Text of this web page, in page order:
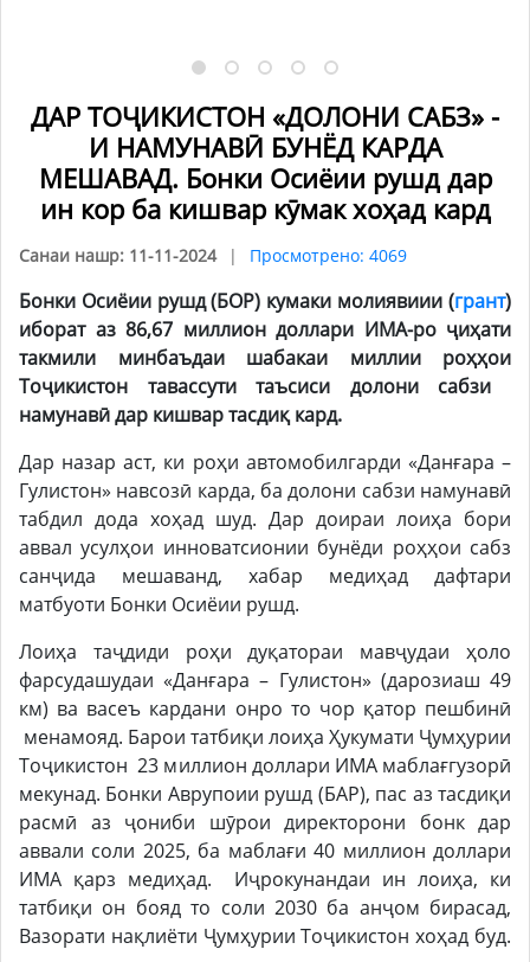
ДАР ТОҶИКИСТОН «ДОЛОНИ САБЗ» -
И НАМУНАВӢ БУНЁД КАРДА
МЕШАВАД. Бонки Осиёии рушд дар
ин кор ба кишвар кӯмак хоҳад кард
Санаи нашр: 11-11-2024 Просмотрено: 4069
Бонки Осиёии рушд (БОР) кумаки молиявиии (грант)
иборат аз 86,67 миллион доллари ИМА-ро ҷиҳати
такмили минбаъдаи шабакаи миллии роҳҳои
Тоҷикистон тавассути таъсиси долони сабзи
намунавӣ дар кишвар тасдиқ кард.
Дар назар аст, ки роҳи автомобилгарди «Данғара –
Гулистон» навсозӣ карда, ба долони сабзи намунавӣ
табдил дода хоҳад шуд. Дар доираи лоиҳа бори
аввал усулҳои инноватсионии бунёди роҳҳои сабз
санҷида мешаванд, хабар медиҳад дафтари
матбуоти Бонки Осиёии рушд.
Лоиҳа таҷдиди роҳи дуқатораи мавҷудаи ҳоло
фарсудашудаи «Данғара – Гулистон» (дарозиаш 49
км) ва васеъ кардани онро то чор қатор пешбинӣ
менамояд. Барои татбиқи лоиҳа Ҳукумати Ҷумҳурии
Тоҷикистон 23 миллион доллари ИМА маблағгузорӣ
мекунад. Бонки Аврупоии рушд (БАР), пас аз тасдиқи
расмӣ аз ҷониби шӯрои директорони бонк дар
аввали соли 2025, ба маблағи 40 миллион доллари
ИМА қарз медиҳад. Иҷрокунандаи ин лоиҳа, ки
татбиқи он бояд то соли 2030 ба анҷом бирасад,
Вазорати нақлиёти Ҷумҳурии Тоҷикистон хоҳад буд.